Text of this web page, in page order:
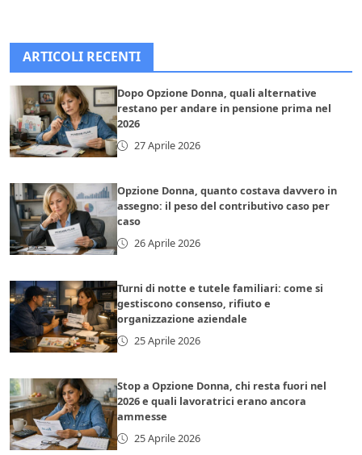
ARTICOLI RECENTI
Dopo Opzione Donna, quali alternative
restano per andare in pensione prima nel
2026
27 Aprile 2026
Opzione Donna, quanto costava davvero in
assegno: il peso del contributivo caso per
caso
26 Aprile 2026
Turni di notte e tutele familiari: come si
gestiscono consenso, rifiuto e
organizzazione aziendale
25 Aprile 2026
Stop a Opzione Donna, chi resta fuori nel
2026 e quali lavoratrici erano ancora
ammesse
25 Aprile 2026